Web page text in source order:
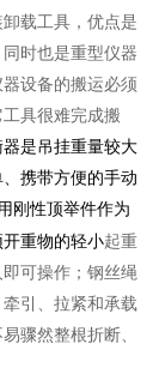
载工具，优点是
时也是重型仪器
设备的搬运必须
具很难完成搬
是吊挂重量较大
携带方便的手动
刚性顶举件作为
重物的轻小起重
可操作；钢丝绳
引、拉紧和承载
骤然整根折断、